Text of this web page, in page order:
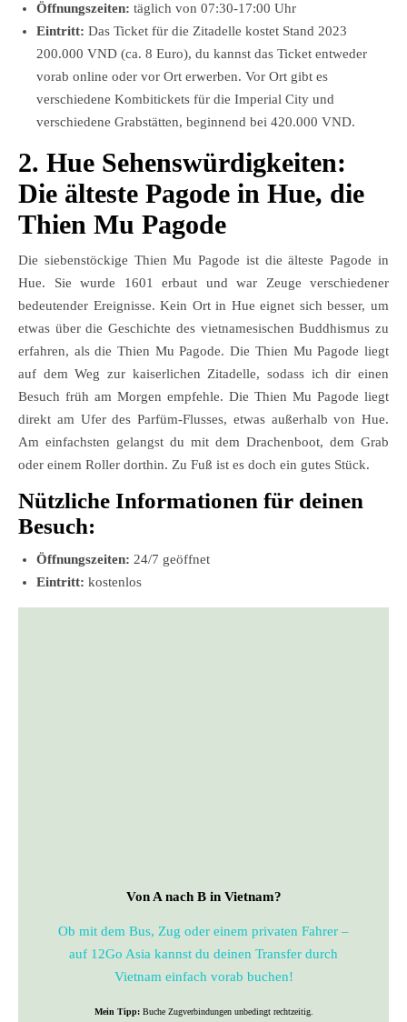
Öffnungszeiten: täglich von 07:30-17:00 Uhr
Eintritt: Das Ticket für die Zitadelle kostet Stand 2023
200.000 VND (ca. 8 Euro), du kannst das Ticket entweder
vorab online oder vor Ort erwerben. Vor Ort gibt es
verschiedene Kombitickets für die Imperial City und
verschiedene Grabstätten, beginnend bei 420.000 VND.
2. Hue Sehenswürdigkeiten:
Die älteste Pagode in Hue, die
Thien Mu Pagode
Die siebenstöckige Thien Mu Pagode ist die älteste Pagode in
Hue. Sie wurde 1601 erbaut und war Zeuge verschiedener
bedeutender Ereignisse. Kein Ort in Hue eignet sich besser, um
etwas über die Geschichte des vietnamesischen Buddhismus zu
erfahren, als die Thien Mu Pagode. Die Thien Mu Pagode liegt
auf dem Weg zur kaiserlichen Zitadelle, sodass ich dir einen
Besuch früh am Morgen empfehle. Die Thien Mu Pagode liegt
direkt am Ufer des Parfüm-Flusses, etwas außerhalb von Hue.
Am einfachsten gelangst du mit dem Drachenboot, dem Grab
oder einem Roller dorthin. Zu Fuß ist es doch ein gutes Stück.
Nützliche Informationen für deinen
Besuch:
Öffnungszeiten: 24/7 geöffnet
Eintritt: kostenlos
Von A nach B in Vietnam?
Ob mit dem Bus, Zug oder einem privaten Fahrer –
auf 12Go Asia kannst du deinen Transfer durch
Vietnam einfach vorab buchen!
Mein Tipp: Buche Zugverbindungen unbedingt rechtzeitig.